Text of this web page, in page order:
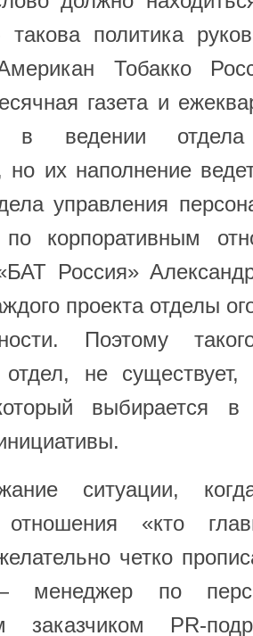
политика
Тобакко
газета и
в ведении отдела
но их наполнение
управления
по корпоративным
Россия»
проекта отделы
Поэтому
отдел, не
выбирается в
ситуации,
отношения «кто
четко
менеджер по
заказчиком PR-